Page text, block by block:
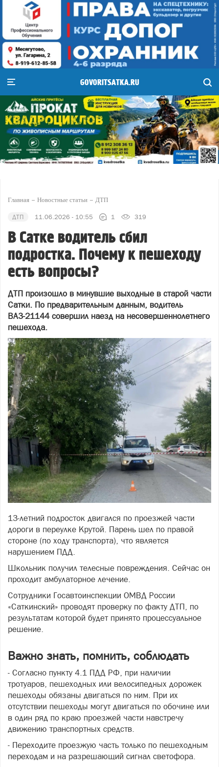
GOVORITSATKA.RU
Главная Новостные статьи ДТП
ДТП 11.06.2026 - 10:55 1 319
В Сатке водитель сбил
подростка. Почему к пешеходу
есть вопросы?
ДТП произошло в минувшие выходные в старой части
Сатки. По предварительным данным, водитель
ВАЗ-21144 совершил наезд на несовершеннолетнего
пешехода.
13-летний подросток двигался по проезжей части
дороги в переулке Крутой. Парень шел по правой
стороне (по ходу транспорта), что является
нарушением ПДД.
Школьник получил телесные повреждения. Сейчас он
проходит амбулаторное лечение.
Сотрудники Госавтоинспекции ОМВД России
«Саткинский» проводят проверку по факту ДТП, по
результатам которой будет принято процессуальное
решение.
Важно знать, помнить, соблюдать
- Согласно пункту 4.1 ПДД РФ, при наличии
тротуаров, пешеходных или велосипедных дорожек
пешеходы обязаны двигаться по ним. При их
отсутствии пешеходы могут двигаться по обочине или
в один ряд по краю проезжей части навстречу
движению транспортных средств.
- Переходите проезжую часть только по пешеходным
переходам и на разрешающий сигнал светофора.